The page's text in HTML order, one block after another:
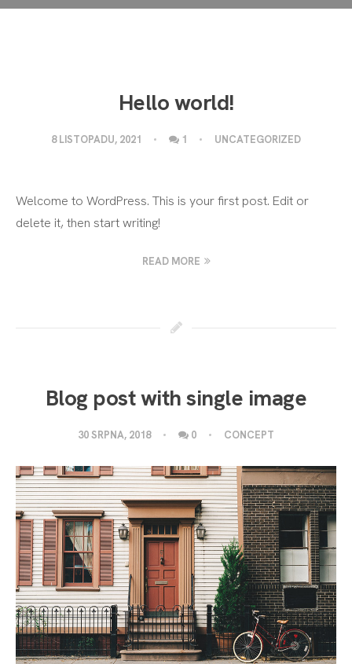
Hello world!
8 LISTOPADU, 2021 1 UNCATEGORIZED
Welcome to WordPress. This is your first post. Edit or
delete it, then start writing!
READ MORE
Blog post with single image
30 SRPNA, 2018 0 CONCEPT